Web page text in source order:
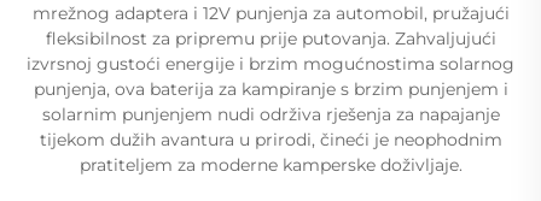
mrežnog adaptera i 12V punjenja za automobil, pružajući
fleksibilnost za pripremu prije putovanja. Zahvaljujući
izvrsnoj gustoći energije i brzim mogućnostima solarnog
punjenja, ova baterija za kampiranje s brzim punjenjem i
solarnim punjenjem nudi održiva rješenja za napajanje
tijekom dužih avantura u prirodi, čineći je neophodnim
pratiteljem za moderne kamperske doživljaje.